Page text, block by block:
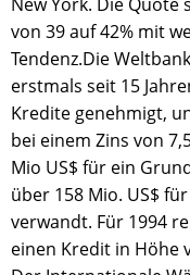
von 39 auf 42% mit
Tendenz.Die
erstmals seit 15
Kredite genehmigt,
bei einem Zins von
Mio US$ für ein
über 158 Mio. US$
verwandt. Für 1994
einen Kredit in Höhe